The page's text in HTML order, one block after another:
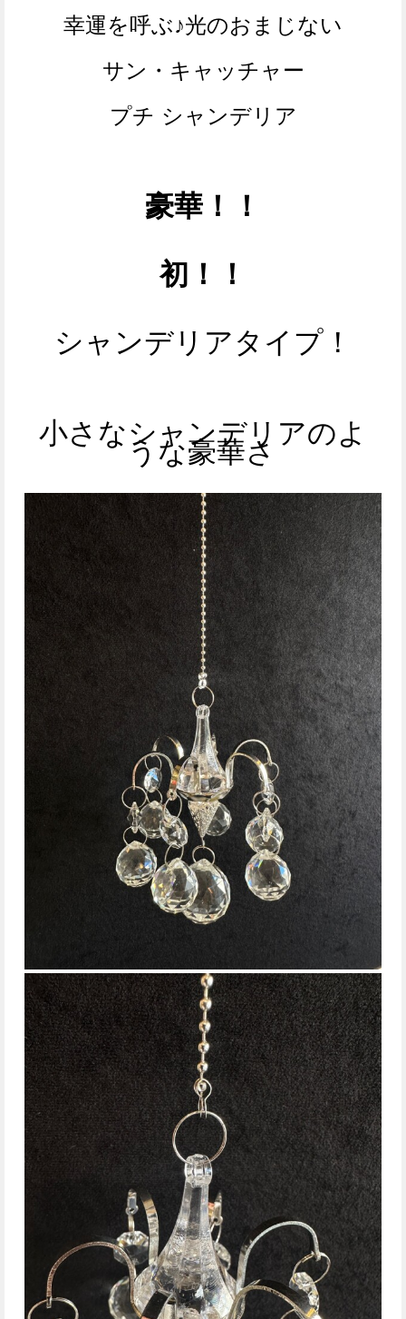
幸運を呼ぶ♪光のおまじない
サン・キャッチャー
プチ シャンデリア
豪華！！
初！！
シャンデリアタイプ！
小さなシャンデリアのよ
うな豪華さ